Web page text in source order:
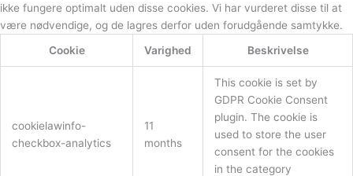
ikke fungere optimalt uden disse cookies. Vi har vurderet disse til at
være nødvendige, og de lagres derfor uden forudgående samtykke.
Cookie
Varighed Beskrivelse
cookielawinfo-
checkbox-analytics
11
months
This cookie is set by
GDPR Cookie Consent
plugin. The cookie is
used to store the user
consent for the cookies
in the category